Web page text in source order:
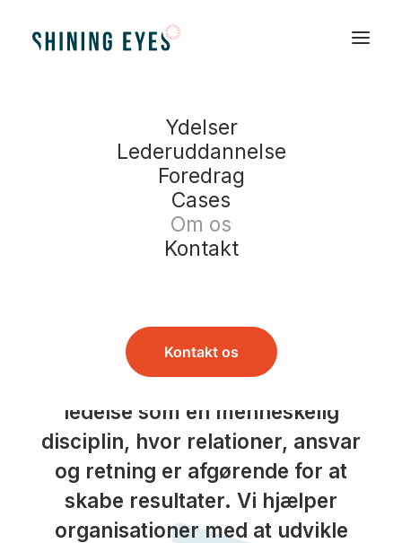
Ydelser
Lederuddannelse
Foredrag
Cases
Om os
Kontakt
Kontakt os
Vores filosofi &
Hos Shining Eyes arbejder vi med
ledelse som en menneskelig
disciplin, hvor relationer, ansvar
og retning er afgørende for at
skabe resultater. Vi hjælper
organisationer med at udvikle